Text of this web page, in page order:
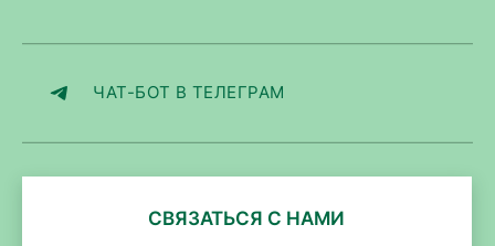
ЧАТ-БОТ В ТЕЛЕГРАМ
СВЯЗАТЬСЯ С НАМИ